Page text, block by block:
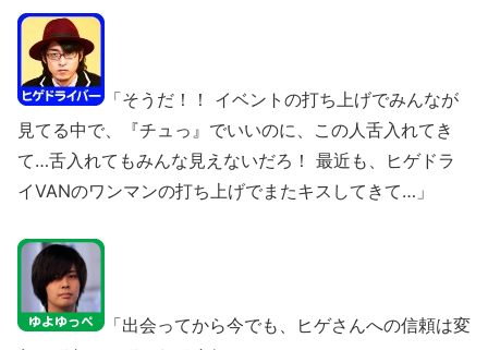
「そうだ！！ イベントの打ち上げでみんなが
見てる中で、『チュっ』でいいのに、この人舌入れてき
て…舌入れてもみんな見えないだろ！ 最近も、ヒゲドラ
イVANのワンマンの打ち上げでまたキスしてきて…」
「出会ってから今でも、ヒゲさんへの信頼は変